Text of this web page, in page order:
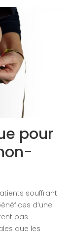
pour
souffrant
d’une
pas
que les